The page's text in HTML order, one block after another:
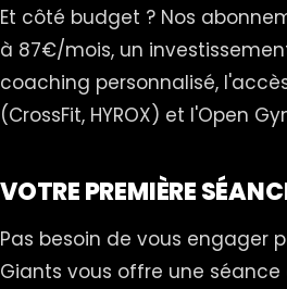
Et côté budget ? Nos
à 87€/mois, un
coaching personnalisé,
(CrossFit, HYROX) et l'Open
VOTRE PREMIÈRE
Pas besoin de vous engager
Giants vous offre une